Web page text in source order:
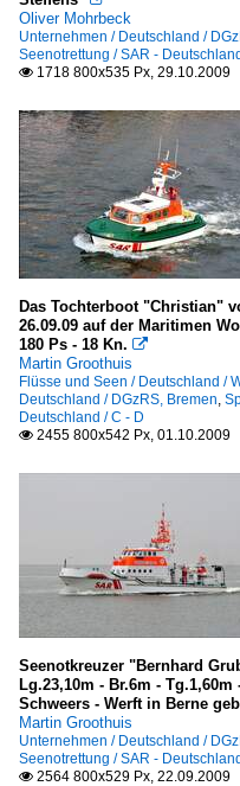
Oliver Mohrbeck
Unternehmen / Deutschland /
Seenotrettung / SAR -
 1718 800x535 Px, 29.10.2009
Das Tochterboot "Christian"
26.09.09 auf der Maritimen
180 Ps - 18 Kn. 
Martin Groothuis
Flüsse und Seen / Deutschland /
Deutschland / DGzRS, Bremen,
Deutschland / C - D
 2455 800x542 Px, 01.10.2009
Seenotkreuzer "Bernhard
Lg.23,10m - Br.6m -
Schweers - Werft in Berne
Martin Groothuis
Unternehmen / Deutschland /
Seenotrettung / SAR -
 2564 800x529 Px, 22.09.2009